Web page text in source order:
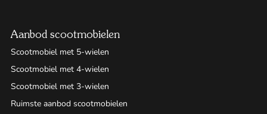
Aanbod scootmobielen
Scootmobiel met 5-wielen
Scootmobiel met 4-wielen
Scootmobiel met 3-wielen
Ruimste aanbod scootmobielen